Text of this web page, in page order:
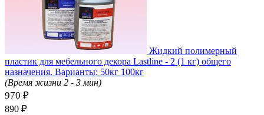
Жидкий полимерный
пластик для мебельного декора Lastline - 2 (1 кг) общего
назначения. Варианты: 50кг 100кг
(Время жизни 2 - 3 мин)
970 ₽
890 ₽